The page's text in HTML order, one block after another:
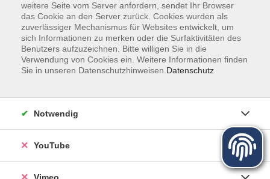
Über uns
Kursleiter
Partner und Referenzen
weitere Seite vom Server anfordern, sendet Ihr Browser
das Cookie an den Server zurück. Cookies wurden als
zuverlässiger Mechanismus für Websites entwickelt, um
sich Informationen zu merken oder die Surfaktivitäten des
Benutzers aufzuzeichnen. Bitte willigen Sie in die
Verwendung von Cookies ein. Weitere Informationen finden
Sie in unseren Datenschutzhinweisen. Datenschutz
Notwendig
YouTube